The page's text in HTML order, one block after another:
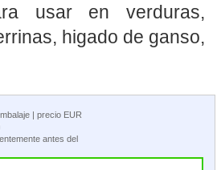
usar en verduras,
higado de ganso,
| precio EUR
antes del